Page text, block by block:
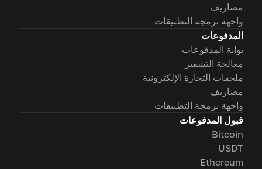
مصاريف
واجهة برمجة التطبيقات
المدفوعات
بوابة المدفوعات
معالجة التشفير
ملحقات التجارة الإلكترونية
مصاريف
واجهة برمجة التطبيقات
قبول المدفوعات
Bitcoin
USDT
Ethereum